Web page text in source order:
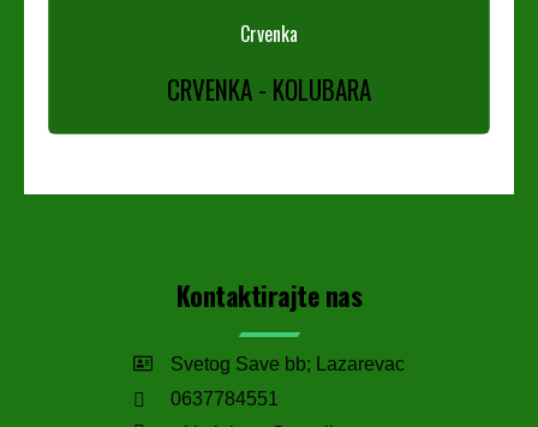
Crvenka
CRVENKA - KOLUBARA
Kontaktirajte nas
Svetog Save bb; Lazarevac
0637784551